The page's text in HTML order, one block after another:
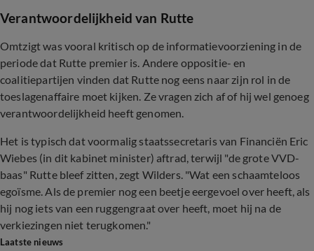
Verantwoordelijkheid van Rutte
Omtzigt was vooral kritisch op de informatievoorziening in de
periode dat Rutte premier is. Andere oppositie- en
coalitiepartijen vinden dat Rutte nog eens naar zijn rol in de
toeslagenaffaire moet kijken. Ze vragen zich af of hij wel genoeg
verantwoordelijkheid heeft genomen.
Het is typisch dat voormalig staatssecretaris van Financiën Eric
Wiebes (in dit kabinet minister) aftrad, terwijl "de grote VVD-
baas" Rutte bleef zitten, zegt Wilders. "Wat een schaamteloos
egoïsme. Als de premier nog een beetje eergevoel over heeft, als
hij nog iets van een ruggengraat over heeft, moet hij na de
verkiezingen niet terugkomen."
Laatste nieuws